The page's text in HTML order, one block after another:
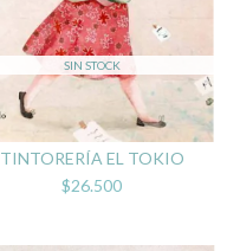
SIN STOCK
TINTORERÍA EL TOKIO
$26.500